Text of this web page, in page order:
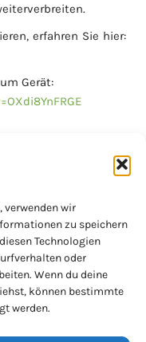
verwenden wir
zu speichern
Technologien
oder
Wenn du deine
können bestimmte
werden.
erfahren Sie hier:
Gerät: